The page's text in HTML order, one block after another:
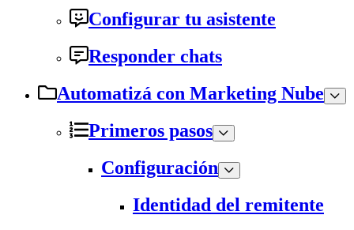
Configurar tu asistente
Responder chats
Automatizá con Marketing Nube
Primeros pasos
Configuración
Identidad del remitente